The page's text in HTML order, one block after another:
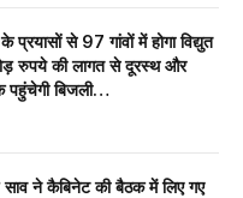
के प्रयासों से 97 गांवों में होगा विद्युत
रुपये की लागत से दूरस्थ और
पहुंचेगी बिजली…
ने कैबिनेट की बैठक में लिए गए